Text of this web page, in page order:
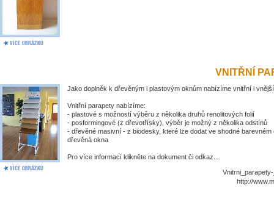
VNITŘNÍ
Jako doplněk k dřevěným i plastovým oknům nabízíme vnitřní i
Vnitřní parapety nabízíme:
- plastové s možností výběru z několika druhů renolitových folií
- posformingové (z dřevotřísky), výběr je možný z několika odstínů
- dřevěné masivní - z biodesky, které lze dodat ve shodné barevném
dřevěná okna
Pro více informací klikněte na dokument či odkaz...
http://